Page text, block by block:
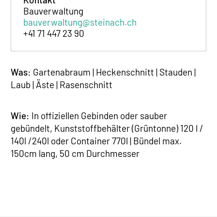
Bauverwaltung
bauverwaltung@steinach.ch
+41 71 447 23 90
Was: Gartenabraum | Heckenschnitt | Stauden |
Laub | Äste | Rasenschnitt
Wie: In offiziellen Gebinden oder sauber
gebündelt, Kunststoffbehälter (Grüntonne) 120 l /
140l /240l oder Container 770l | Bündel max.
150cm lang, 50 cm Durchmesser